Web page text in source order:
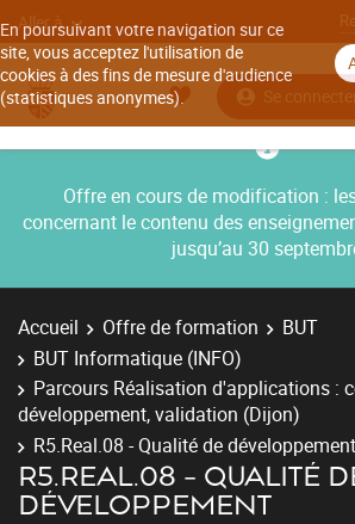
En poursuivant votre navigation sur ce
site, vous acceptez l'utilisation de
cookies à des fins de mesure d'audience
(statistiques anonymes).
Aller à
Se connecter
Offre en cours de modification :
concernant le contenu des
jusqu’au 30
Accueil Offre de formation
BUT
BUT Informatique (INFO)
Parcours Réalisation d'applications :
développement, validation (Dijon)
R5.Real.08 - Qualité de développement
R5.REAL.08 - QUALITÉ
DÉVELOPPEMENT